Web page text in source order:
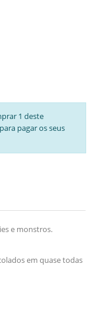
1 deste
pagar os seus
e monstros.
em quase todas